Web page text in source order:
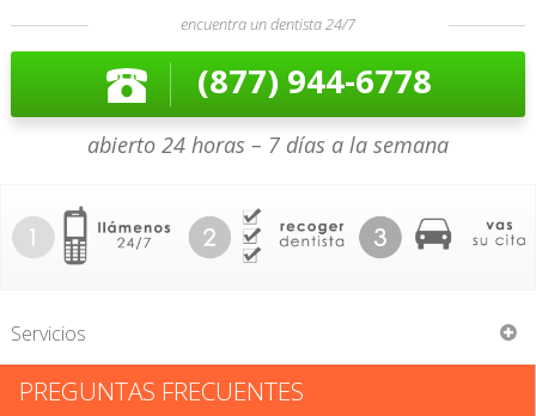
encuentra un dentista 24/7
(877) 944-6778
abierto 24 horas – 7 días a la semana
Servicios
First Nations Community Health
PREGUNTAS FRECUENTES